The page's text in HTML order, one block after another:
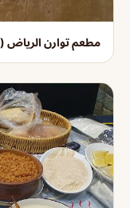
مطعم توارن الرياض